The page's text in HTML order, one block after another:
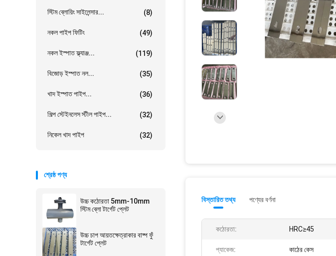
স্টিম ব্লোয়িং সাইলেন্সার... (8)
নকল পাইপ ফিটিং (49)
নকল ইস্পাত ফ্ল্যাঞ্জ... (119)
বিজোড় ইস্পাত নল... (35)
খাদ ইস্পাত পাইপ... (36)
শিল্প স্টেইনলেস স্টীল পাইপ... (32)
নিকেল খাদ পাইপ (32)
শ্রেষ্ঠ পণ্য
উচ্চ কঠোরতা 5mm-10mm
স্টিম ব্লো টার্গেট প্লেট
উচ্চ চাপ আয়তক্ষেত্রাকার বাষ্প ফুঁ
টার্গেট প্লেট
বিস্তারিত তথ্য পণ্যের বর্ণনা
কঠোরতা: HRC≥45
প্যাকেজ: কাঠের কেস